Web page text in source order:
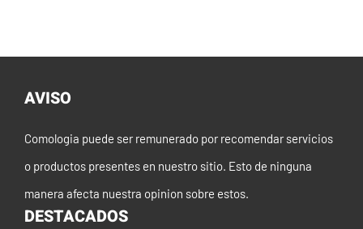
AVISO
Comologia puede ser remunerado por recomendar servicios
o productos presentes en nuestro sitio. Esto de ninguna
manera afecta nuestra opinion sobre estos.
DESTACADOS